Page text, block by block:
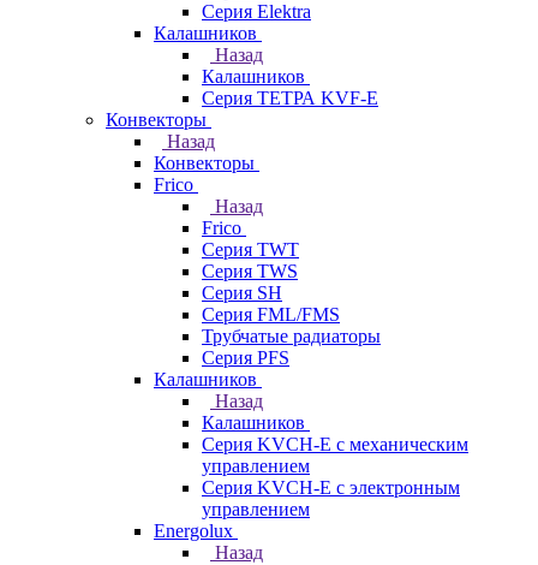
Серия Elektra
Калашников
Назад
Калашников
Серия ТЕТРА KVF-E
Конвекторы
Назад
Конвекторы
Frico
Назад
Frico
Серия TWT
Серия TWS
Серия SH
Серия FML/FMS
Трубчатые радиаторы
Серия PFS
Калашников
Назад
Калашников
Серия KVCH-E с механическим
управлением
Серия KVCH-E с электронным
управлением
Energolux
Назад